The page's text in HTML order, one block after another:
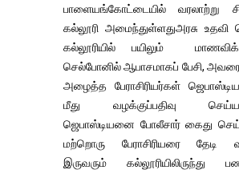
பாளையங்கோட்டையில் வரலாற்று
கல்லூரி அமைந்துள்ளதுஅரசு உதவி
கல்லூரியில் பயிலும்
செல்போனில் ஆபாசமாகப் பேசி, அவரை
அழைத்த பேராசிரியர்கள்
மீது வழக்குப்பதிவு
ஜெபாஸ்டியனை போலீசார் கைது
மற்றொரு பேராசிரியரை தேடி
இருவரும் கல்லூரியிலிருந்து